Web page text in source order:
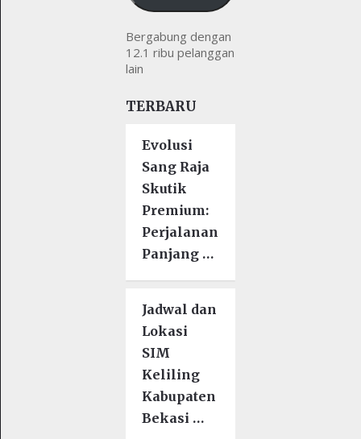
Bergabung dengan
12.1 ribu pelanggan
lain
TERBARU
Evolusi
Sang Raja
Skutik
Premium:
Perjalanan
Panjang …
Jadwal dan
Lokasi
SIM
Keliling
Kabupaten
Bekasi …